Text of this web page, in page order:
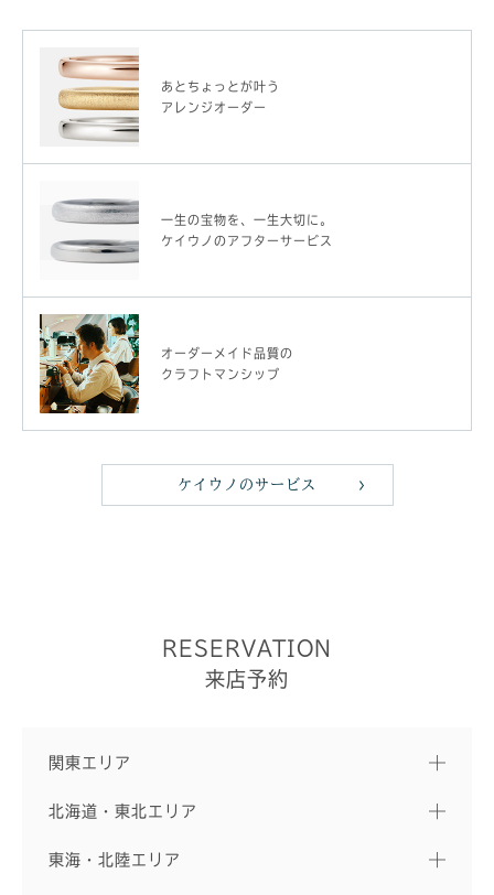
あとちょっとが叶う
アレンジオーダー
一生の宝物を、一生大切に。
ケイウノのアフターサービス
オーダーメイド品質の
クラフトマンシップ
ケイウノのサービス
RESERVATION
来店予約
関東エリア
北海道・東北エリア
東海・北陸エリア